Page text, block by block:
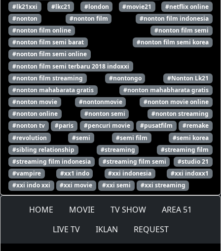
#lk21xxi
#lkc21 #london #movie21
#netflix online
#nonton
#nonton film
#nonton film indonesia
#nonton film online
#nonton film semi
#nonton film semi barat
#nonton film semi korea
#nonton film semi online
#nonton film semi terbaru 2018 indoxxi
#nonton film streaming
#nontongo
#Nonton Lk21
#nonton mahabarata gratis
#nonton mahabharata gratis
#nonton movie
#nontonmovie
#nonton movie online
#nonton online
#nonton semi
#nonton streaming
#nonton tv
#paris #pencuri movie #pusatfilm
#remake
#revolution
#semi #semi film
#semi korea
#sibling relationship
#streaming
#streaming film
#streaming film indonesia
#streaming film semi
#studio 21
#vampire
#xx1 indo #xxi indonesia
#xxi indoxx1
#xxi indo xxi
#xxi movie #xxi semi #xxi streaming
HOME MOVIE TV SHOW
AREA 51
LIVE TV
IKLAN REQUEST